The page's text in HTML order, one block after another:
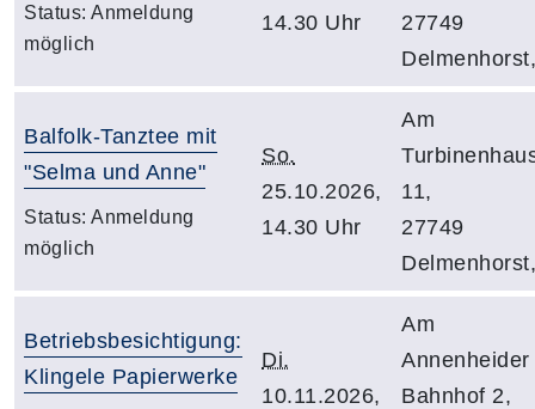
Status: Anmeldung
möglich
14.30 Uhr
27749
Delmenhorst,
Balfolk-Tanztee mit
"Selma und Anne"
Status: Anmeldung
möglich
So.
25.10.2026,
14.30 Uhr
Am
11,
27749
Delmenhorst,
Betriebsbesichtigung:
Klingele Papierwerke
Di.
10.11.2026,
Am
Annenheider
Bahnhof 2,